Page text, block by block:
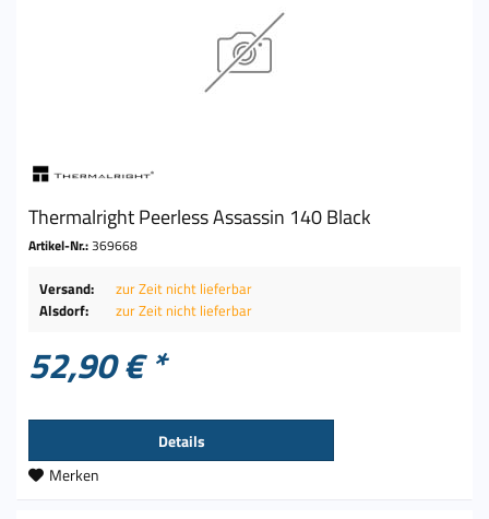
Thermalright Peerless Assassin 140 Black
Artikel-Nr.:369668
Versand:
zur Zeit nicht lieferbar
Alsdorf:
zur Zeit nicht lieferbar
52,90 € *
Details
Merken